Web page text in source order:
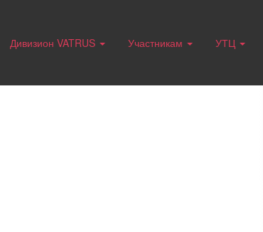
Дивизион VATRUS Участникам УТЦ